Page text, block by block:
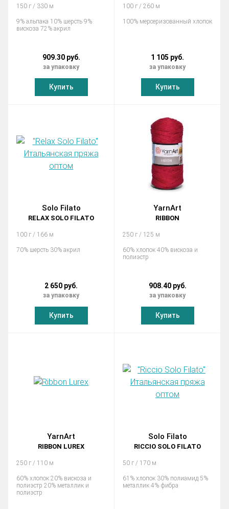
150 г / 330 м
9% альпака 10% шерсть 9%
вискоза 72% акрил
909.30 руб.
за упаковку
Купить
100 г / 260 м
100% мерсеризованный хлопок
1 105 руб.
за упаковку
Купить
Solo Filato
RELAX SOLO FILATO
100 г / 166 м
70% шерсть 30% акрил
2 650 руб.
за упаковку
Купить
YarnArt
RIBBON
250 г / 125 м
60% хлопок 40% вискоза и
полиэстр
908.40 руб.
за упаковку
Купить
YarnArt
RIBBON LUREX
250 г / 110 м
60% хлопок 20% вискоза и
полиэстр 20% металлик и
полиэстр
Solo Filato
RICCIO SOLO FILATO
50 г / 170 м
61% хлопок 30% полиамид 5%
металлик 4% фибра